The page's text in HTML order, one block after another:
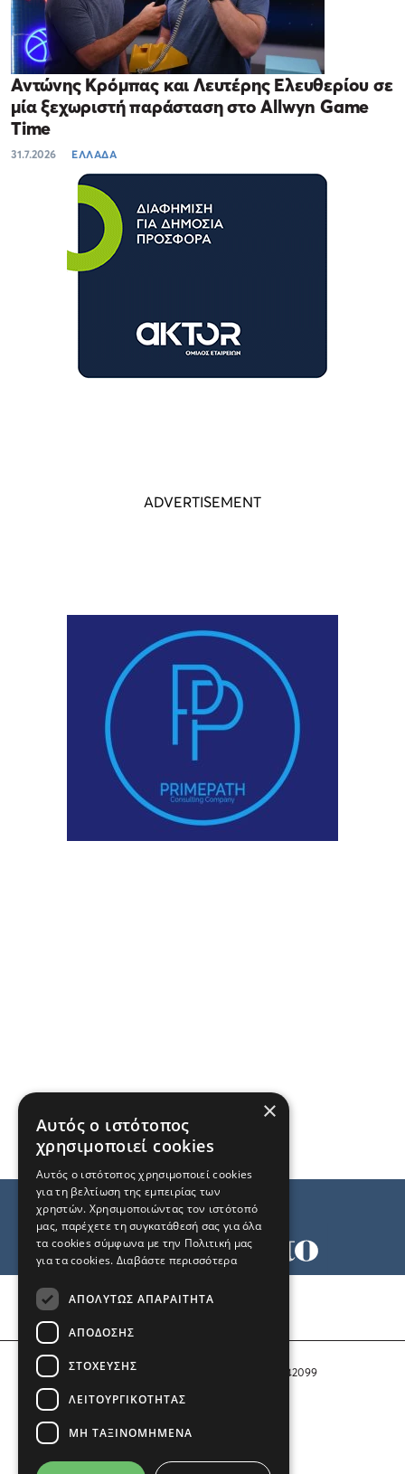
Αντώνης Κρόμπας και Λευτέρης Ελευθερίου σε
μία ξεχωριστή παράσταση στο Allwyn Game
Time
31.7.2026 ΕΛΛΑΔΑ
Αριθμός Πιστοποίησης Μ.Η.Τ. 242099
COPYRIGHT © 2026 Το Μανιφέστο
×
Αυτός ο ιστότοπος
χρησιμοποιεί cookies
Αυτός ο ιστότοπος χρησιμοποιεί cookies
για τη βελτίωση της εμπειρίας των
χρηστών. Χρησιμοποιώντας τον ιστότοπό
μας, παρέχετε τη συγκατάθεσή σας για όλα
τα cookies σύμφωνα με την Πολιτική μας
για τα cookies. Διαβάστε περισσότερα
ΑΠΟΛΎΤΩΣ ΑΠΑΡΑΊΤΗΤΑ
ΑΠΌΔΟΣΗΣ
ΣΤΌΧΕΥΣΗΣ
ΛΕΙΤΟΥΡΓΙΚΌΤΗΤΑΣ
ΜΗ ΤΑΞΙΝΟΜΗΜΈΝΑ